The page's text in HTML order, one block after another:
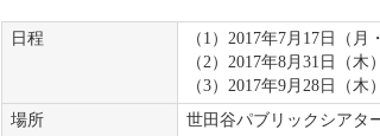
日程
（1）2017年7月17日（月
（2）2017年8月31日（木
（3）2017年9月28日（木
場所
世田谷パブリックシアタ